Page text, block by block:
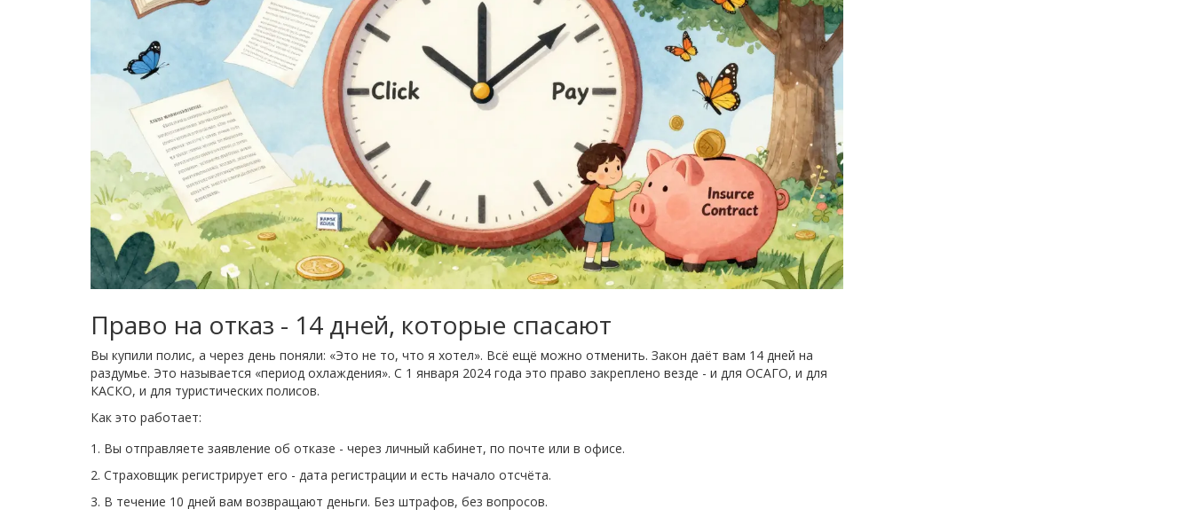
Право на отказ - 14 дней, которые спасают
Вы купили полис, а через день поняли: «Это не то, что я хотел». Всё ещё можно отменить. Закон даёт вам 14 дней на
раздумье. Это называется «период охлаждения». С 1 января 2024 года это право закреплено везде - и для ОСАГО, и для
КАСКО, и для туристических полисов.
Как это работает:
Вы отправляете заявление об отказе - через личный кабинет, по почте или в офисе.
Страховщик регистрирует его - дата регистрации и есть начало отсчёта.
В течение 10 дней вам возвращают деньги. Без штрафов, без вопросов.